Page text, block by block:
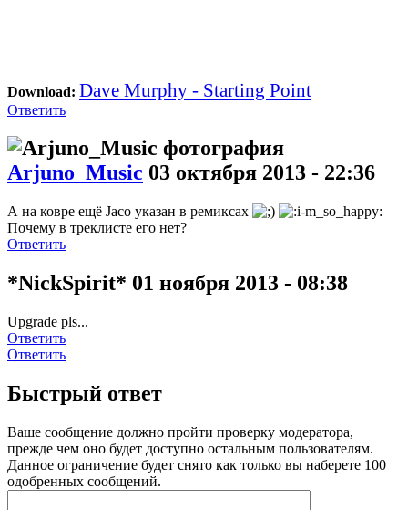
Download: Dave Murphy - Starting Point
Ответить
Arjuno_Music 03 октября 2013 - 22:36
А на ковре ещё Jaco указан в ремиксах
Почему в треклисте его нет?
Ответить
*NickSpirit* 01 ноября 2013 - 08:38
Upgrade pls...
Ответить
Ответить
Быстрый ответ
Ваше сообщение должно пройти проверку модератора,
прежде чем оно будет доступно остальным пользователям.
Данное ограничение будет снято как только вы наберете 100
одобренных сообщений.